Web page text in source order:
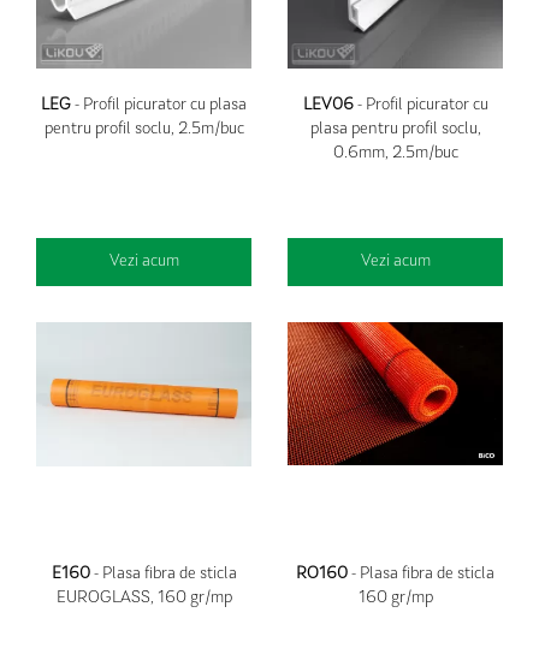
LEG - Profil picurator cu plasa
pentru profil soclu, 2.5m/buc
Vezi acum
LEV06- Profil picurator cu
plasa pentru profil soclu,
0.6mm, 2.5m/buc
Vezi acum
E160- Plasa fibra de sticla
EUROGLASS, 160 gr/mp
RO160 - Plasa fibra de sticla
160 gr/mp